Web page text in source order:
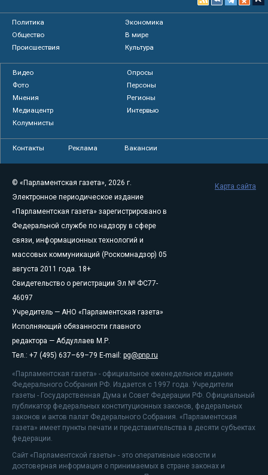
Политика
Экономика
Общество
В мире
Происшествия
Культура
Видео
Опросы
Фото
Персоны
Мнения
Регионы
Медиацентр
Интервью
Колумнисты
Контакты Реклама Вакансии
© «Парламентская газета», 2026 г.
Электронное периодическое издание
«Парламентская газета» зарегистрировано в
Федеральной службе по надзору в сфере
связи, информационных технологий и
массовых коммуникаций (Роскомнадзор) 05
августа 2011 года. 18+
Свидетельство о регистрации Эл № ФС77-
46097
Учредитель — АНО «Парламентская газета»
Исполняющий обязанности главного
редактора — Абдуллаев М.Р.
Тел.: +7 (495) 637–69–79 E-mail: pg@pnp.ru
«Парламентская газета» - официальное еженедельное издание
Федерального Собрания РФ. Издается с 1997 года. Учредители
газеты - Государственная Дума и Совет Федерации РФ. Официальный
публикатор федеральных конституционных законов, федеральных
законов и актов палат Федерального Собрания. «Парламентская
газета» имеет пункты печати и представительства в десяти субъектах
федерации.
Сайт «Парламентской газеты» - это оперативные новости и
достоверная информация о принимаемых в стране законах и
Карта сайта